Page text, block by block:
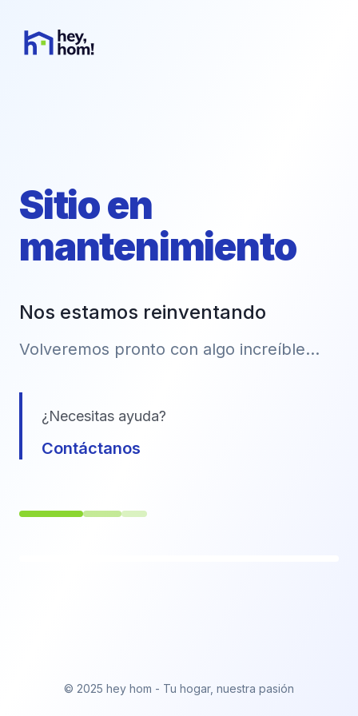
Sitio en
mantenimiento
Nos estamos reinventando
Volveremos pronto con algo increíble...
¿Necesitas ayuda?
Contáctanos
© 2025 hey hom - Tu hogar, nuestra pasión